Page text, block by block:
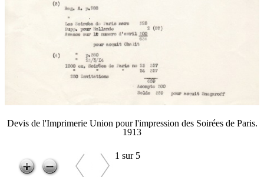
Devis de l'Imprimerie Union pour l'impression des Soirées de Paris.
1913
1 sur 5